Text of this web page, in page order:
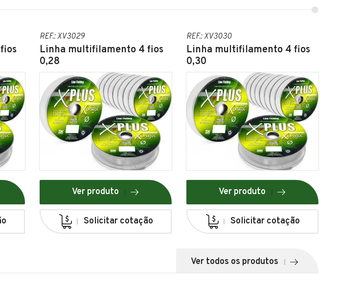
REF.: XV3029
Linha multifilamento 4 fios
0,28
Ver produto
Solicitar cotação
REF.: XV3030
Linha multifilamento 4 fios
0,30
Ver produto
Solicitar cotação
Ver todos os produtos